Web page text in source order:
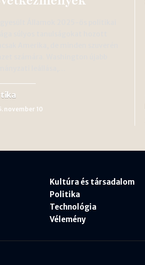
november 10
Kultúra és társadalom
Politika
Technológia
Vélemény